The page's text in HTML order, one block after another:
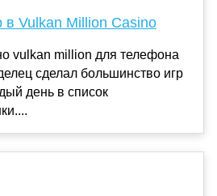
Vulkan Million Casino
vulkan million для телефона
сделал большинство игр
день в список